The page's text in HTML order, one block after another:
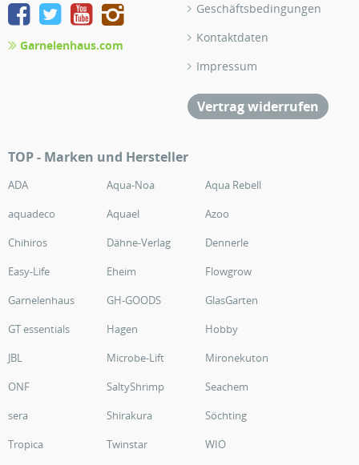
Garnelenhaus.com
Geschäftsbedingungen
Kontaktdaten
Impressum
Vertrag widerrufen
TOP - Marken und Hersteller
ADA Aqua-Noa
Aqua Rebell
aquadeco
Aquael
Azoo
Chihiros
Dähne-Verlag
Dennerle
Easy-Life
Eheim
Flowgrow
Garnelenhaus
GH-GOODS
GlasGarten
GT essentials
Hagen
Hobby
JBL
Microbe-Lift
Mironekuton
ONF
SaltyShrimp
Seachem
sera
Shirakura
Söchting
Tropica
Twinstar WIO